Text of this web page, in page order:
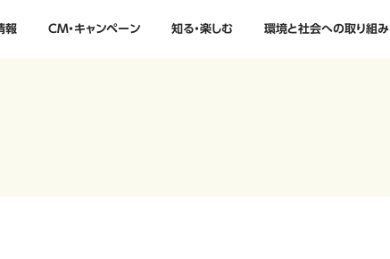
報 CM・キャンペーン 知る・楽しむ 環境と社会への取り組み